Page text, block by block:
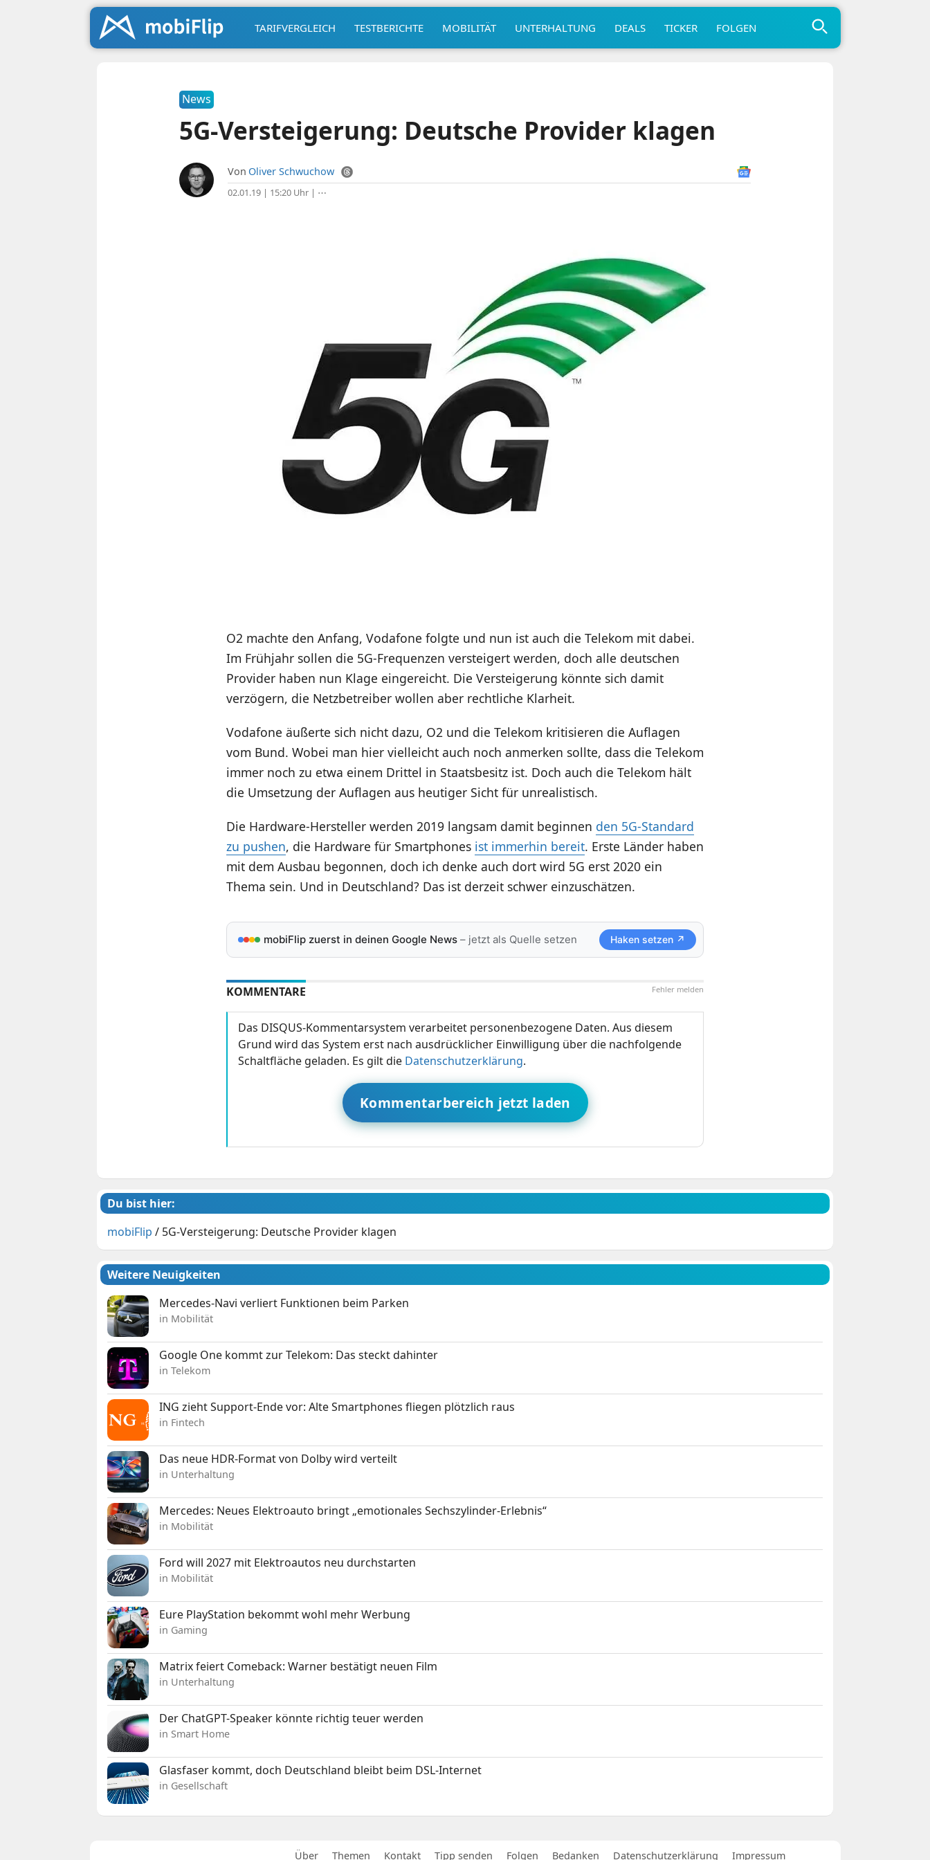
TARIFVERGLEICH TESTBERICHTE MOBILITÄT UNTERHALTUNG DEALS TICKER FOLGEN
News
5G-Versteigerung: Deutsche Provider klagen
Von Oliver Schwuchow
02.01.19 | 15:20 Uhr| ⋯
O2 machte den Anfang, Vodafone folgte und nun ist auch die Telekom mit dabei.
Im Frühjahr sollen die 5G-Frequenzen versteigert werden, doch alle deutschen
Provider haben nun Klage eingereicht. Die Versteigerung könnte sich damit
verzögern, die Netzbetreiber wollen aber rechtliche Klarheit.
Vodafone äußerte sich nicht dazu, O2 und die Telekom kritisieren die Auflagen
vom Bund. Wobei man hier vielleicht auch noch anmerken sollte, dass die Telekom
immer noch zu etwa einem Drittel in Staatsbesitz ist. Doch auch die Telekom hält
die Umsetzung der Auflagen aus heutiger Sicht für unrealistisch.
Die Hardware-Hersteller werden 2019 langsam damit beginnen den 5G-Standard
zu pushen, die Hardware für Smartphones ist immerhin bereit. Erste Länder haben
mit dem Ausbau begonnen, doch ich denke auch dort wird 5G erst 2020 ein
Thema sein. Und in Deutschland? Das ist derzeit schwer einzuschätzen.
mobiFlip zuerst in deinen Google News– jetzt als Quelle setzen Haken setzen ↗
Fehler melden
KOMMENTARE
Das DISQUS-Kommentarsystem verarbeitet personenbezogene Daten. Aus diesem
Grund wird das System erst nach ausdrücklicher Einwilligung über die nachfolgende
Schaltfläche geladen. Es gilt die Datenschutzerklärung.
Kommentarbereich jetzt laden
Du bist hier:
mobiFlip / 5G-Versteigerung: Deutsche Provider klagen
Weitere Neuigkeiten
Mercedes-Navi verliert Funktionen beim Parken
in Mobilität
Google One kommt zur Telekom: Das steckt dahinter
in Telekom
ING zieht Support-Ende vor: Alte Smartphones fliegen plötzlich raus
in Fintech
Das neue HDR-Format von Dolby wird verteilt
in Unterhaltung
Mercedes: Neues Elektroauto bringt „emotionales Sechszylinder-Erlebnis“
in Mobilität
Ford will 2027 mit Elektroautos neu durchstarten
in Mobilität
Eure PlayStation bekommt wohl mehr Werbung
in Gaming
Matrix feiert Comeback: Warner bestätigt neuen Film
in Unterhaltung
Der ChatGPT-Speaker könnte richtig teuer werden
in Smart Home
Glasfaser kommt, doch Deutschland bleibt beim DSL-Internet
in Gesellschaft
Über Themen Kontakt Tipp senden Folgen Bedanken Datenschutzerklärung Impressum